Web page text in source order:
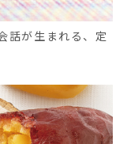
話が生まれる、定